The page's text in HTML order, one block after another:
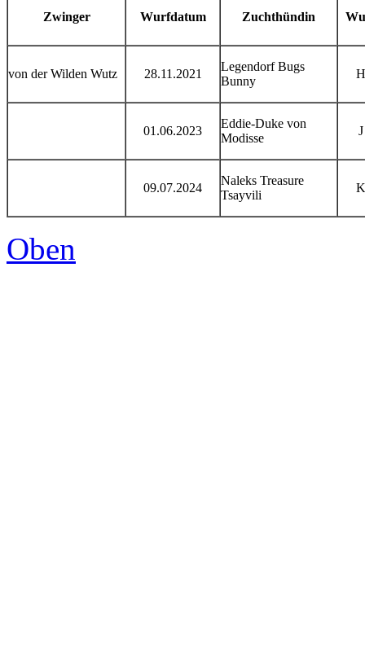
Zwinger Wurfdatum Zuchthündin
von der Wilden Wutz 28.11.2021
Legendorf Bugs
Bunny
H
01.06.2023
Eddie-Duke von
Modisse
J
09.07.2024
Naleks Treasure
Tsayvili
K
Oben